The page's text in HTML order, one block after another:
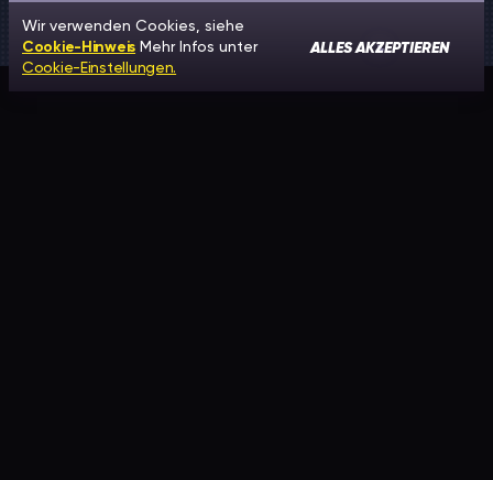
Wir verwenden Cookies, siehe
Cookie-Hinweis Mehr Infos unter
Cookie-Einstellungen.
ALLES AKZEPTIEREN